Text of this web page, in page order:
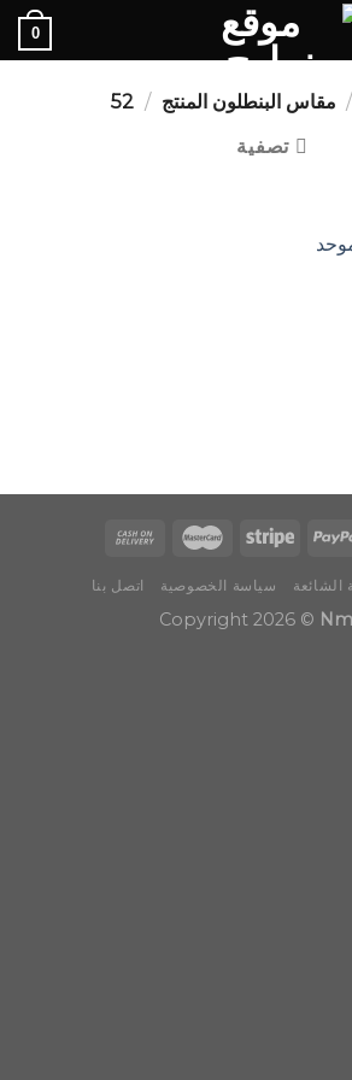
0
/ مقاس البنطلون المنتج /
52
تصفية
الشائعة سياسة الخصوصية اتصل بنا
Copyright 2026 ©